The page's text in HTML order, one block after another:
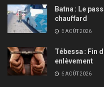
Batna : Le
chauffard
6 AOÛT 2026
Tébessa : Fin
enlèvement
6 AOÛT 2026